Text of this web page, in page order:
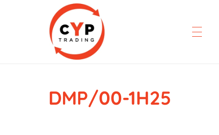
CYP Trading
Professionelle Ersatzteilbeschaffung
DMP/00-1H25